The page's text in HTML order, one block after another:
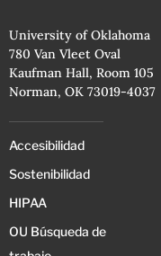
University of Oklahoma
780 Van Vleet Oval
Kaufman Hall, Room 105
Norman, OK 73019-4037
Accesibilidad
Sostenibilidad
HIPAA
OU Búsqueda de